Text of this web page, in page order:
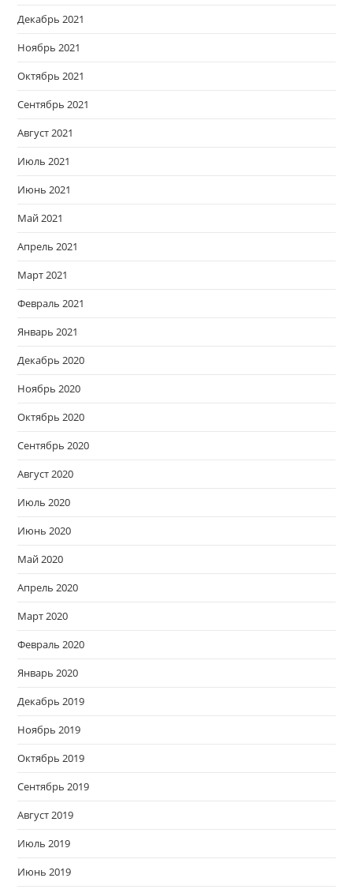
Декабрь 2021
Ноябрь 2021
Октябрь 2021
Сентябрь 2021
Август 2021
Июль 2021
Июнь 2021
Май 2021
Апрель 2021
Март 2021
Февраль 2021
Январь 2021
Декабрь 2020
Ноябрь 2020
Октябрь 2020
Сентябрь 2020
Август 2020
Июль 2020
Июнь 2020
Май 2020
Апрель 2020
Март 2020
Февраль 2020
Январь 2020
Декабрь 2019
Ноябрь 2019
Октябрь 2019
Сентябрь 2019
Август 2019
Июль 2019
Июнь 2019